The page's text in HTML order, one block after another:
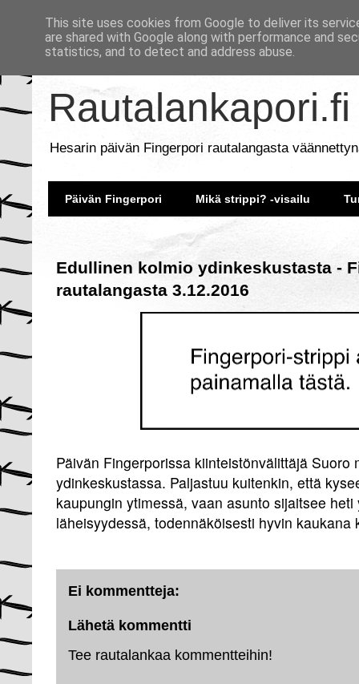
Rautalankapori.fi
Hesarin päivän Fingerpori rautalangasta
Päivän Fingerpori Mikä strippi? -visailu
Edullinen kolmio ydinkeskustasta -
rautalangasta 3.12.2016
Päivän Fingerporissa kiinteistönvälittäjä Suoro
ydinkeskustassa. Paljastuu kuitenkin, että
kaupungin ytimessä, vaan asunto sijaitsee
läheisyydessä, todennäköisesti hyvin kaukana
Ei kommentteja:
Lähetä kommentti
Tee rautalankaa kommentteihin!
This site uses cookies from Google to deliver its
are shared with Google along with performance and
statistics, and to detect and address abuse.